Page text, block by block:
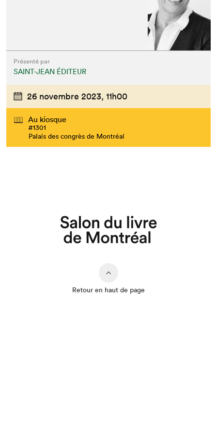
Présenté par
SAINT-JEAN ÉDITEUR
26 novembre 2023, 11h00
Au kiosque
#1301
Palais des congrès de Montréal
Retour en haut de page